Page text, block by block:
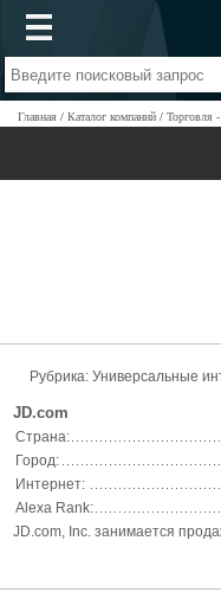
Главная Каталог компаний Торговля
Рубрика: Универсальные
JD.com
Страна:
Город:
Интернет:
Alexa Rank:
JD.com, Inc. занимается